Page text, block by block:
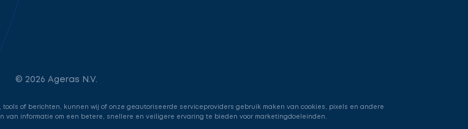
© 2026 Ageras N.V.
of berichten, kunnen wij of onze geautoriseerde serviceproviders gebruik maken van cookies, pixels en andere
van informatie om een betere, snellere en veiligere ervaring te bieden voor marketingdoeleinden.